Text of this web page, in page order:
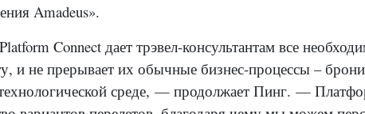
Amadeus».
Connect дает трэвел-консультантам все
и не прерывает их обычные бизнес-процессы –
среде, — продолжает Пинг. —